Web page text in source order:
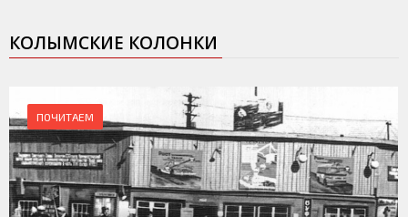
КОЛЫМСКИЕ КОЛОНКИ
ПОЧИТАЕМ